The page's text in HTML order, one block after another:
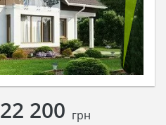
22 200 грн